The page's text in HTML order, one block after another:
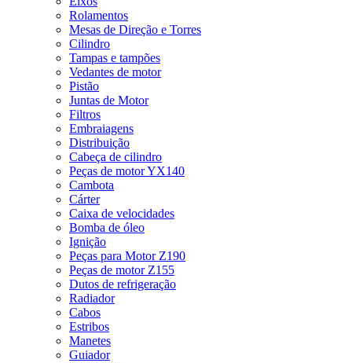
Rolamentos
Mesas de Direção e Torres
Cilindro
Tampas e tampões
Vedantes de motor
Pistão
Juntas de Motor
Filtros
Embraiagens
Distribuição
Cabeça de cilindro
Peças de motor YX140
Cambota
Cárter
Caixa de velocidades
Bomba de óleo
Ignição
Peças para Motor Z190
Peças de motor Z155
Dutos de refrigeração
Radiador
Cabos
Estribos
Manetes
Guiador